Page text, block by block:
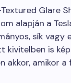
Glare
alapján a
sík
kivitelben is
akkor, amikor